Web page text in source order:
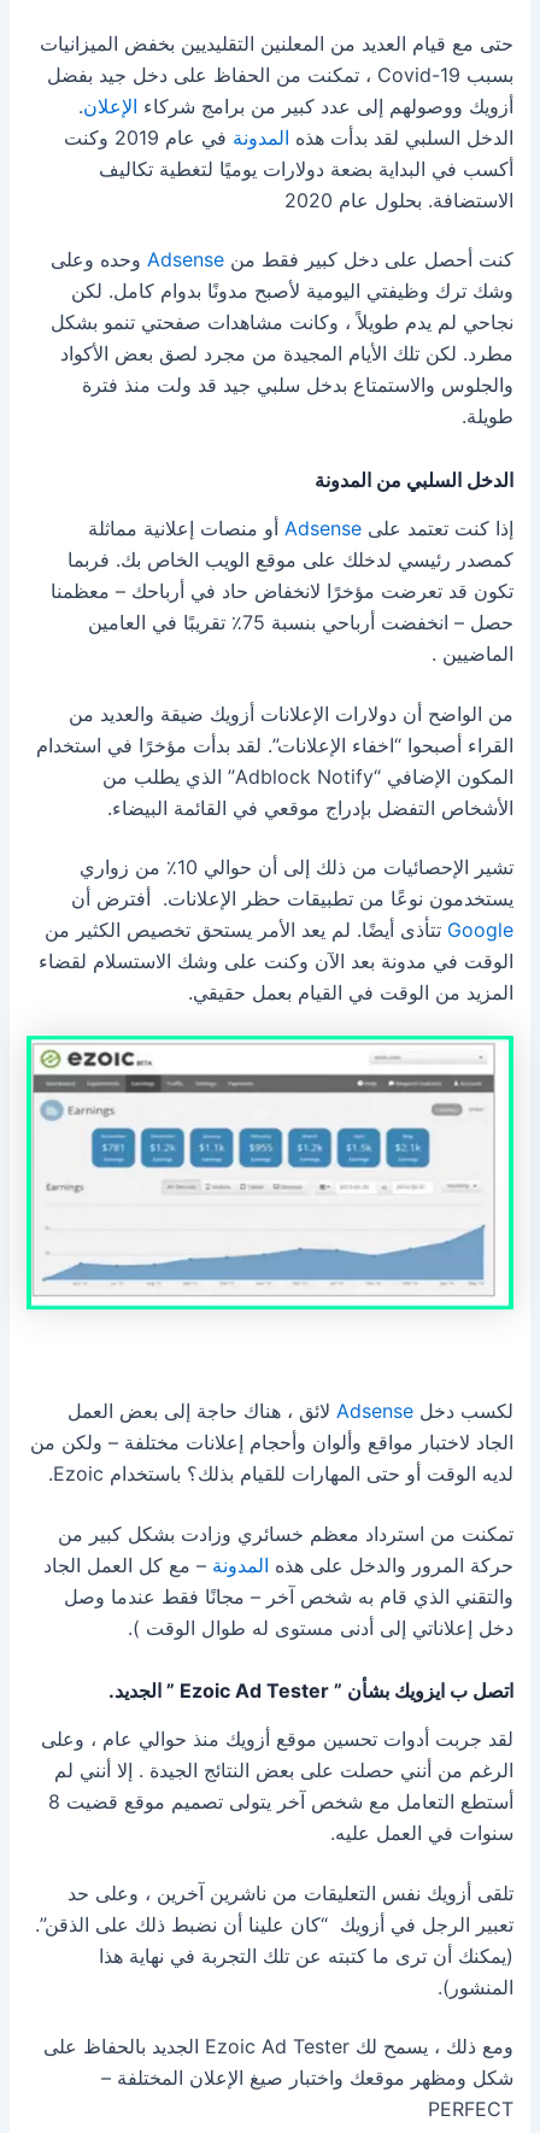
حتى مع قيام العديد من المعلنين التقليديين بخفض الميزانيات
بسبب Covid-19 ، تمكنت من الحفاظ على دخل جيد بفضل
أزويك ووصولهم إلى عدد كبير من برامج شركاء الإعلان.
الدخل السلبي لقد بدأت هذه المدونة
في عام 2019 وكنت
أكسب في البداية بضعة دولارات يوميًا لتغطية تكاليف
الاستضافة. بحلول عام 2020
كنت أحصل على دخل كبير فقط منAdsense وحده وعلى
وشك ترك وظيفتي اليومية لأصبح مدونًا بدوام كامل. لكن
نجاحي لم يدم طويلاً ، وكانت مشاهدات صفحتي تنمو بشكل
مطرد. لكن تلك الأيام المجيدة من مجرد لصق بعض الأكواد
والجلوس والاستمتاع بدخل سلبي جيد قد ولت منذ فترة
طويلة.
الدخل السلبي من المدونة
إذا كنت تعتمد علىAdsense أو منصات إعلانية مماثلة
كمصدر رئيسي لدخلك على موقع الويب الخاص بك. فربما
تكون قد تعرضت مؤخرًا لانخفاض حاد في أرباحك – معظمنا
حصل – انخفضت أرباحي بنسبة 75٪ تقريبًا في العامين
الماضيين .
من الواضح أن دولارات الإعلانات أزويك ضيقة والعديد من
القراء أصبحوا “اخفاء الإعلانات”. لقد بدأت مؤخرًا في استخدام
المكون الإضافي “Adblock Notify” الذي يطلب من
الأشخاص التفضل بإدراج موقعي في القائمة البيضاء.
تشير الإحصائيات من ذلك إلى أن حوالي 10٪ من زواري
يستخدمون نوعًا من تطبيقات حظر الإعلانات.أفترض أن
Google تتأذى أيضًا. لم يعد الأمر يستحق تخصيص الكثير من
الوقت في مدونة بعد الآن وكنت على وشك الاستسلام لقضاء
المزيد من الوقت في القيام بعمل حقيقي.
لكسب دخلAdsense لائق ، هناك حاجة إلى بعض العمل
الجاد لاختبار مواقع وألوان وأحجام إعلانات مختلفة – ولكن من
لديه الوقت أو حتى المهارات للقيام بذلك؟ باستخدام Ezoic.
تمكنت من استرداد معظم خسائري وزادت بشكل كبير من
حركة المرور والدخل على هذه المدونة – مع كل العمل الجاد
والتقني الذي قام به شخص آخر – مجانًا فقط عندما وصل
دخل إعلاناتي إلى أدنى مستوى له طوال الوقت ).
اتصل ب ايزويك بشأن ” Ezoic Ad Tester ” الجديد.
لقد جربت أدوات تحسين موقع أزويك منذ حوالي عام ، وعلى
الرغم من أنني حصلت على بعض النتائج الجيدة . إلا أنني لم
أستطع التعامل مع شخص آخر يتولى تصميم موقع قضيت 8
سنوات في العمل عليه.
تلقى أزويك نفس التعليقات من ناشرين آخرين ، وعلى حد
تعبير الرجل في أزويك “كان علينا أن نضبط ذلك على الذقن”.
(يمكنك أن ترى ما كتبته عن تلك التجربة في نهاية هذا
المنشور).
ومع ذلك ، يسمح لك Ezoic Ad Tester الجديد بالحفاظ على
شكل ومظهر موقعك واختبار صيغ الإعلان المختلفة –
PERFECT